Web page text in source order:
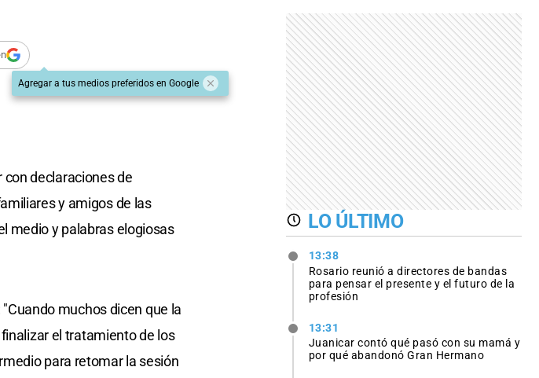
Agregar a tus medios preferidos en Google
con declaraciones de
y amigos de las
medio y palabras elogiosas
muchos dicen que la
el tratamiento de los
para retomar la sesión
LO ÚLTIMO
13:38
Rosario reunió a directores de bandas
para pensar el presente y el futuro de la
profesión
13:31
Juanicar contó qué pasó con su mamá y
por qué abandonó Gran Hermano